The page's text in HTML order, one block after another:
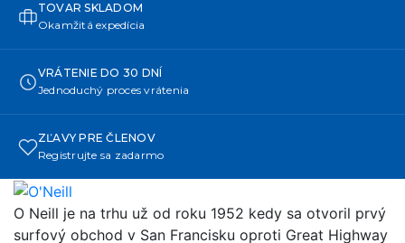
TOVAR SKLADOM
Okamžitá expedícia
VRÁTENIE DO 30 DNÍ
Jednoduchý proces vrátenia
ZĽAVY PRE ČLENOV
Registrujte sa zadarmo
O Neill je na trhu už od roku 1952 kedy sa otvoril prvý
surfový obchod v San Francisku oproti Great Highway